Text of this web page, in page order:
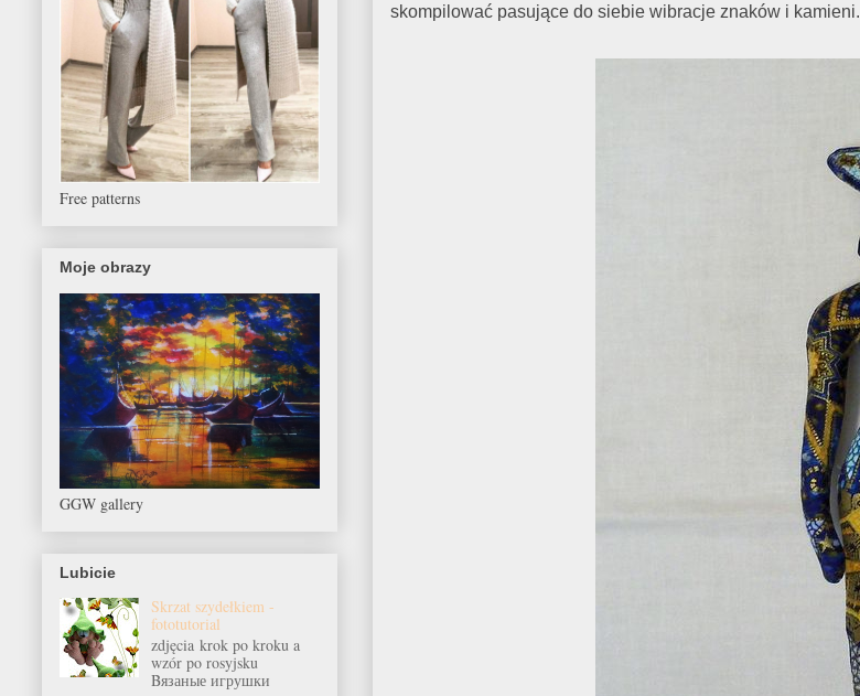
skompilować pasujące do siebie wibracje znaków i kamieni.
Free patterns
Moje obrazy
GGW gallery
Lubicie
Skrzat szydełkiem -
fototutorial
zdjęcia krok po kroku a
wzór po rosyjsku
Bязаные игрушки